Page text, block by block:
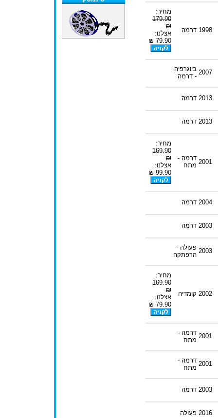
1998 דרמה
מחיר:
179.90
₪
אצלנו:
79.90 ₪
2007 ביוגרפיה
- דרמה
2013 דרמה
2013 דרמה
2001
דרמה -
מתח
מחיר:
169.90
₪
אצלנו:
99.90 ₪
2004 דרמה
2003 דרמה
2003 פעולה -
הרפתקה
2002 קומדיה
מחיר:
169.90
₪
אצלנו:
79.90 ₪
2001 דרמה -
מתח
2001 דרמה -
מתח
2003 דרמה
2016 פעולה